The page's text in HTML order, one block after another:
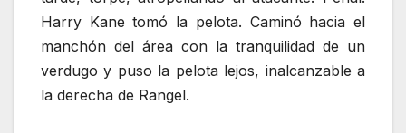
Harry Kane tomó la pelota. Caminó hacia el
manchón del área con la tranquilidad de un
verdugo y puso la pelota lejos, inalcanzable a
la derecha de Rangel.